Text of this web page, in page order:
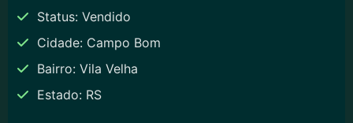
Status: Vendido
Cidade: Campo Bom
Bairro: Vila Velha
Estado: RS